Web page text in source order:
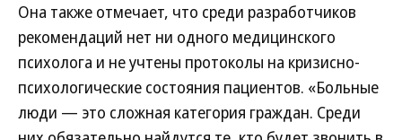
Она также отмечает, что среди разработчиков
рекомендаций нет ни одного медицинского
психолога и не учтены протоколы на кризисно-
психологические состояния пациентов. «Больные
люди — это сложная категория граждан. Среди